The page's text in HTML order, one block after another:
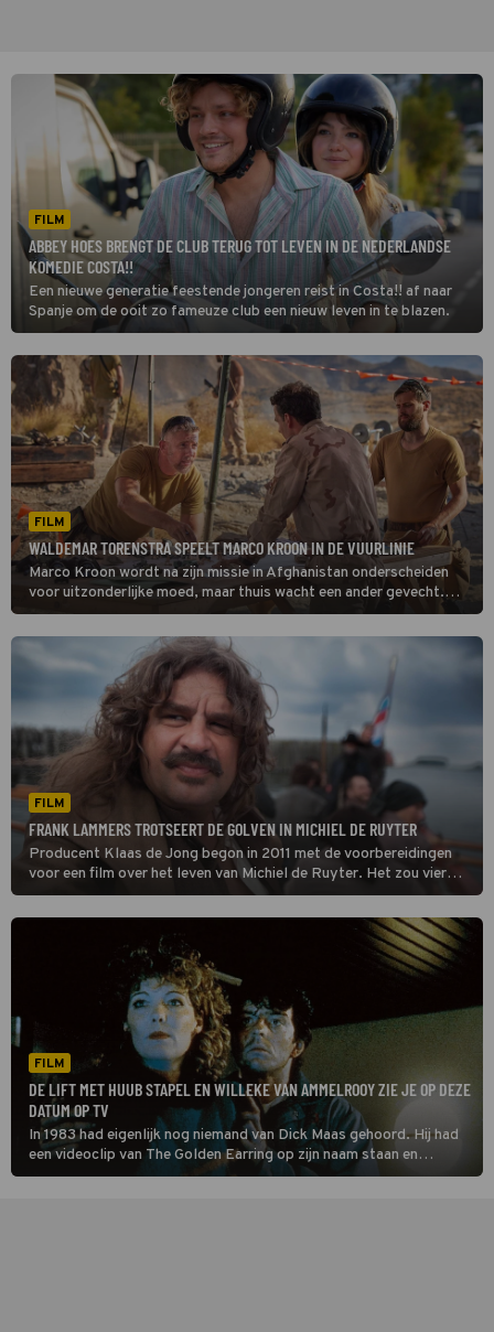
FILM
ABBEY HOES BRENGT DE CLUB TERUG TOT LEVEN IN DE NEDERLANDSE
KOMEDIE COSTA!!
Een nieuwe generatie feestende jongeren reist in Costa!! af naar
Spanje om de ooit zo fameuze club een nieuw leven in te blazen.
FILM
WALDEMAR TORENSTRA SPEELT MARCO KROON IN DE VUURLINIE
Marco Kroon wordt na zijn missie in Afghanistan onderscheiden
voor uitzonderlijke moed, maar thuis wacht een ander gevecht.
In De Vuurlinie blijkt alle media-aandacht voor hem ook een pittige
strijd op te leveren.
FILM
FRANK LAMMERS TROTSEERT DE GOLVEN IN MICHIEL DE RUYTER
Producent Klaas de Jong begon in 2011 met de voorbereidingen
voor een film over het leven van Michiel de Ruyter. Het zou vier
jaar duren tot die film er ook echt kwam. Maar het was het wachten
waard!
FILM
DE LIFT MET HUUB STAPEL EN WILLEKE VAN AMMELROOY ZIE JE OP DEZE
DATUM OP TV
In 1983 had eigenlijk nog niemand van Dick Maas gehoord. Hij had
een videoclip van The Golden Earring op zijn naam staan en
regisseerde een handvol korte films. En toen was daar ineens De